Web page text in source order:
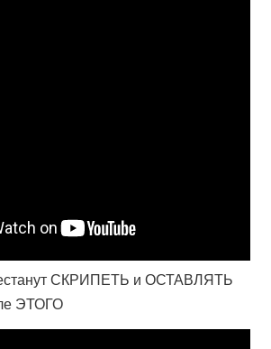
СКРИПЕТЬ и ОСТАВЛЯТЬ
ЭТОГО